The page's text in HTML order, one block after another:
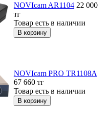
NOVIcam AR1104 22 000
тг
Товар есть в наличии
NOVIcam PRO TR1108A
67 660 тг
Товар есть в наличии